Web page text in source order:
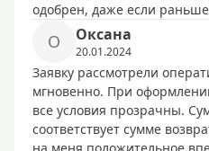
одобрен, даже если
О Оксана
20.01.2024
Заявку рассмотрели
мгновенно. При
все условия прозрачны.
соответствует сумме